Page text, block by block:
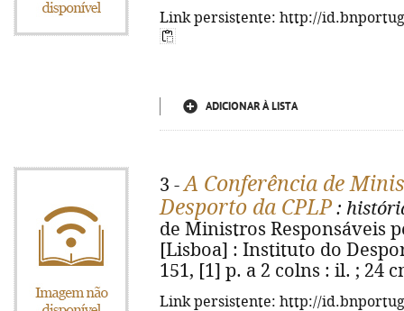
Link persistente: http://
ADICIONAR À LISTA
3 -A Conferência de
Desporto da CPLP :
de Ministros Responsáveis
[Lisboa] : Instituto do
151, [1] p. a 2 colns : il. ; 24
Link persistente: http://